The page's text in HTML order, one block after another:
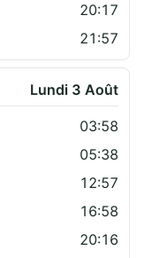
20:17
21:57
Lundi 3 Août
03:58
05:38
12:57
16:58
20:16